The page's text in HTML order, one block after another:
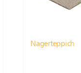
Nagerteppich